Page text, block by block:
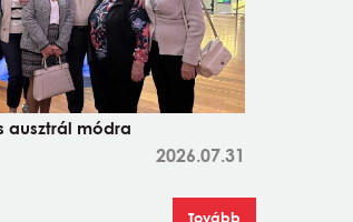
ausztrál módra
2026.07.31
Tovább